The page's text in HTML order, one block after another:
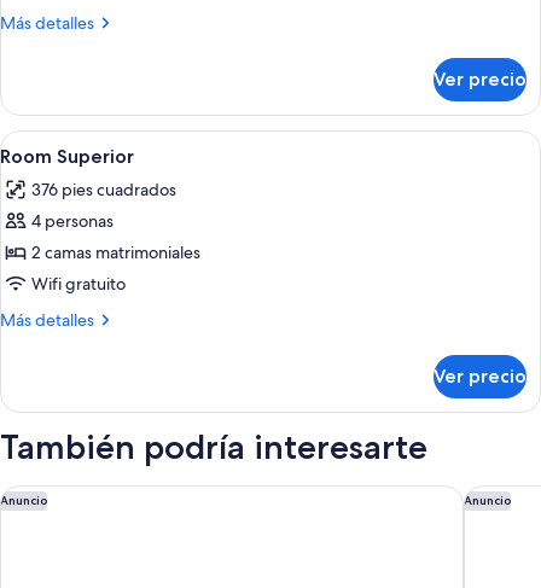
Más detalles
Más
Ver precio
Abrir
todas
las
fotos
de
Room
Superior
Minibar y caja de seguridad en la
4
Room Superior
376 pies cuadrados
4 personas
2 camas matrimoniales
Wifi gratuito
Más detalles
Más
Superior
Ver precio
También podría interesarte
Anuncio
Hyatt Ziva Cap Cana - All Inclusive Anuncio
W